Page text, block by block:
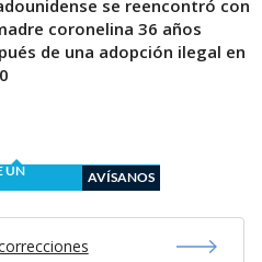
se reencontró con
coronelina 36 años
de una adopción ilegal en
UN
AVÍSANOS